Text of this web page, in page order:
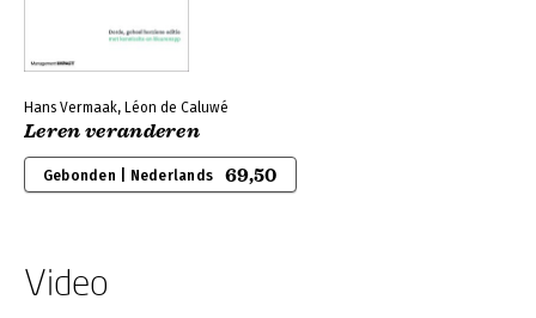
Hans Vermaak, Léon de Caluwé
Leren veranderen
Gebonden | Nederlands 69,50
Video